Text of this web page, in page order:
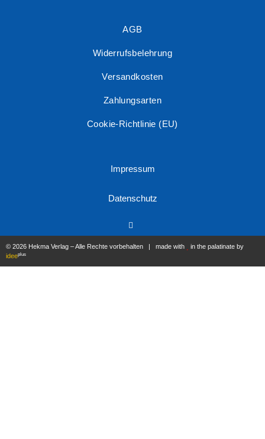
AGB
Widerrufsbelehrung
Versandkosten
Zahlungsarten
Cookie-Richtlinie (EU)
Impressum
Datenschutz
© 2026 Hekma Verlag – Alle Rechte vorbehalten | made with
in the palatinate by
ideeplus